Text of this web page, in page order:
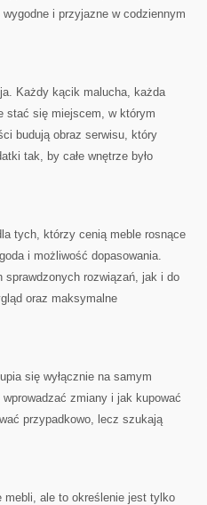
i przyjazne w codziennym
Każdy kącik malucha, każda
stać się miejscem, w którym
budują obraz serwisu, który
tak, by całe wnętrze było
tych, którzy cenią meble rosnące
i możliwość dopasowania.
sprawdzonych rozwiązań, jak i do
oraz maksymalne
się wyłącznie na samym
zmiany i jak kupować
przypadkowo, lecz szukają
mebli, ale to określenie jest tylko